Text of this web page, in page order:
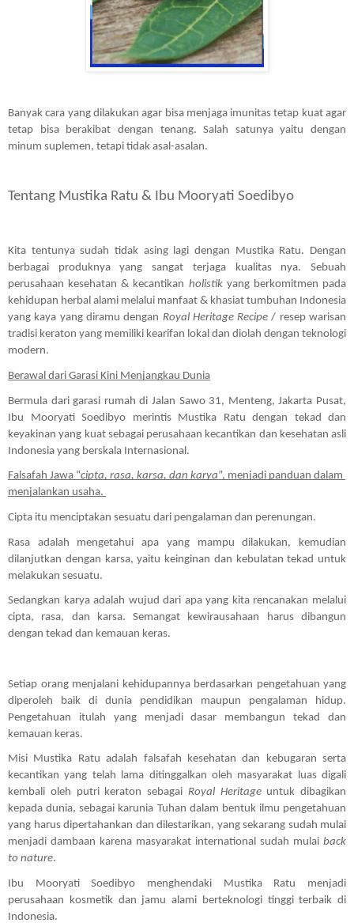
Banyak cara yang dilakukan agar bisa menjaga imunitas tetap kuat agar
tetap bisa berakibat dengan tenang. Salah satunya yaitu dengan
minum suplemen, tetapi tidak asal-asalan.
Tentang Mustika Ratu & Ibu Mooryati Soedibyo
Kita tentunya sudah tidak asing lagi dengan Mustika Ratu. Dengan
berbagai produknya yang sangat terjaga kualitas nya. Sebuah
perusahaan kesehatan & kecantikan holistik yang berkomitmen pada
kehidupan herbal alami melalui manfaat & khasiat tumbuhan Indonesia
yang kaya yang diramu dengan Royal Heritage Recipe / resep warisan
tradisi keraton yang memiliki kearifan lokal dan diolah dengan teknologi
modern.
Berawal dari Garasi Kini Menjangkau Dunia
Bermula dari garasi rumah di Jalan Sawo 31, Menteng, Jakarta Pusat,
Ibu Mooryati Soedibyo merintis Mustika Ratu dengan tekad dan
keyakinan yang kuat sebagai perusahaan kecantikan dan kesehatan asli
Indonesia yang berskala Internasional.
Falsafah Jawa “cipta, rasa, karsa, dan karya”, menjadi panduan dalam
menjalankan usaha.
Cipta itu menciptakan sesuatu dari pengalaman dan perenungan.
Rasa adalah mengetahui apa yang mampu dilakukan, kemudian
dilanjutkan dengan karsa, yaitu keinginan dan kebulatan tekad untuk
melakukan sesuatu.
Sedangkan karya adalah wujud dari apa yang kita rencanakan melalui
cipta, rasa, dan karsa. Semangat kewirausahaan harus dibangun
dengan tekad dan kemauan keras.
Setiap orang menjalani kehidupannya berdasarkan pengetahuan yang
diperoleh baik di dunia pendidikan maupun pengalaman hidup.
Pengetahuan itulah yang menjadi dasar membangun tekad dan
kemauan keras.
Misi Mustika Ratu adalah falsafah kesehatan dan kebugaran serta
kecantikan yang telah lama ditinggalkan oleh masyarakat luas digali
kembali oleh putri keraton sebagai Royal Heritage untuk dibagikan
kepada dunia, sebagai karunia Tuhan dalam bentuk ilmu pengetahuan
yang harus dipertahankan dan dilestarikan, yang sekarang sudah mulai
menjadi dambaan karena masyarakat international sudah mulai back
to nature.
Ibu Mooryati Soedibyo menghendaki Mustika Ratu menjadi
perusahaan kosmetik dan jamu alami berteknologi tinggi terbaik di
Indonesia.